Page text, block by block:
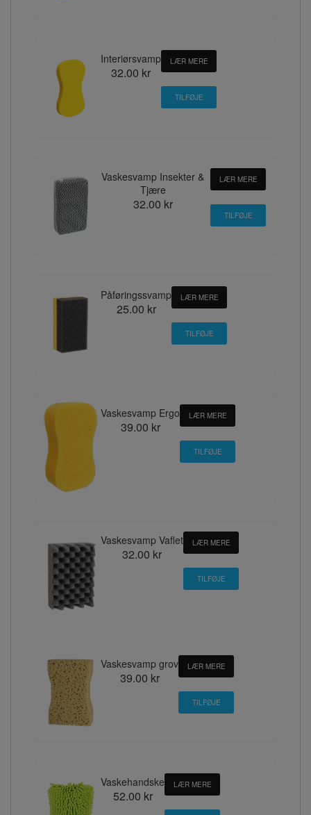
Interiørsvamp
32.00 kr
LÆR MERE
Vaskesvamp Insekter &
Tjære
32.00 kr
LÆR MERE
Påføringssvamp
25.00 kr
LÆR MERE
Vaskesvamp Ergo
39.00 kr
LÆR MERE
Vaskesvamp Vaflet
32.00 kr
LÆR MERE
Vaskesvamp grov
39.00 kr
LÆR MERE
Vaskehandske
52.00 kr
LÆR MERE